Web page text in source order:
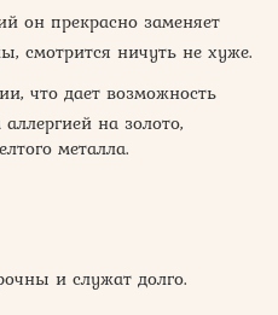
он прекрасно заменяет
смотрится ничуть не хуже.
что дает возможность
на золото,
металла.
и служат долго.